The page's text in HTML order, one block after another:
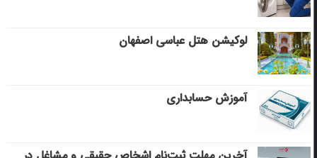
لوکیشن هتل عباسی اصفهان
آموزش حسابداری